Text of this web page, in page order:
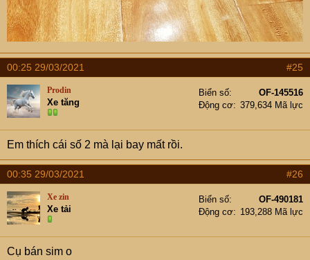
00:25 29/03/2021 #25
Prodin
Xe tăng
Biển số
OF-145516
Động cơ
379,634 Mã lực
Em thích cái số 2 mà lại bay mất rồi.
00:35 29/03/2021 #26
Xe zin
Xe tải
Biển số
OF-490181
Động cơ
193,288 Mã lực
Cụ bán sim o